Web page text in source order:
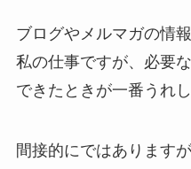
ブログやメルマガの情
私の仕事ですが、必要
できたときが一番うれ
間接的にではあります